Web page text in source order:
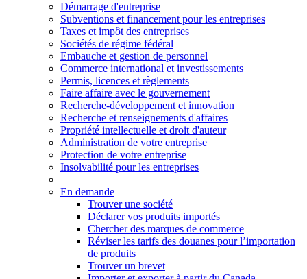
Démarrage d'entreprise
Subventions et financement pour les entreprises
Taxes et impôt des entreprises
Sociétés de régime fédéral
Embauche et gestion de personnel
Commerce international et investissements
Permis, licences et règlements
Faire affaire avec le gouvernement
Recherche-développement et innovation
Recherche et renseignements d'affaires
Propriété intellectuelle et droit d'auteur
Administration de votre entreprise
Protection de votre entreprise
Insolvabilité pour les entreprises
En demande
Trouver une société
Déclarer vos produits importés
Chercher des marques de commerce
Réviser les tarifs des douanes pour l’importation
de produits
Trouver un brevet